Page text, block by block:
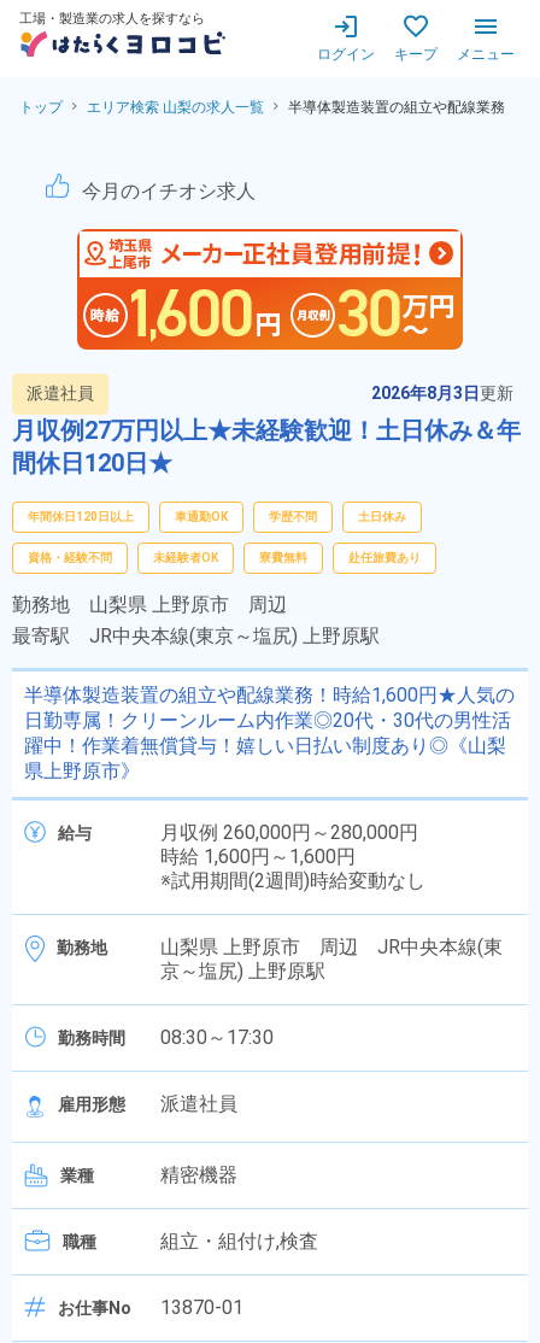
工場・製造業の求人を探すなら
ログイン キープ メニュー
トップ エリア検索 山梨の求人一覧 半導体製造装置の組立や配線業務
半導体製造装置の組立や配
今月のイチオシ求人
派遣社員 2026年8月3日更新
月収例27万円以上★未経験歓迎！土日休み＆年
間休日120日★
年間休日120日以上 車通勤OK 学歴不問 土日休み
資格・経験不問 未経験者OK 寮費無料 赴任旅費あり
勤務地 山梨県 上野原市 周辺
最寄駅 JR中央本線(東京～塩尻) 上野原駅
半導体製造装置の組立や配線業務！時給1,600円★人気の
日勤専属！クリーンルーム内作業◎20代・30代の男性活
躍中！作業着無償貸与！嬉しい日払い制度あり◎《山梨
県上野原市》
給与
月収例 260,000円～280,000円
時給 1,600円～1,600円
※試用期間(2週間)時給変動なし
勤務地
山梨県 上野原市 周辺 JR中央本線(東
京～塩尻) 上野原駅
勤務時間 08:30～17:30
雇用形態 派遣社員
業種 精密機器
職種 組立・組付け,検査
お仕事No 13870-01